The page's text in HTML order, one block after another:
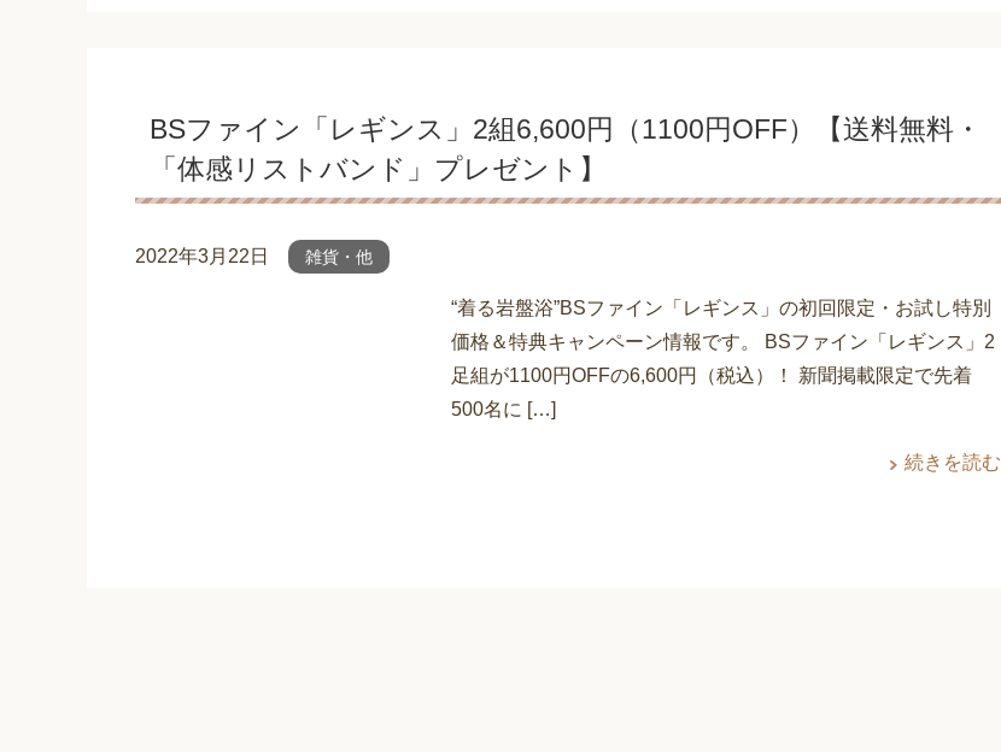
BSファイン「レギンス」2組6,600円（1100円OFF）【送料無料・
「体感リストバンド」プレゼント】
2022年3月22日 雑貨・他
“着る岩盤浴”BSファイン「レギンス」の初回限定・お試し特別
価格＆特典キャンペーン情報です。 BSファイン「レギンス」2
足組が1100円OFFの6,600円（税込）！ 新聞掲載限定で先着
500名に […]
続きを読む